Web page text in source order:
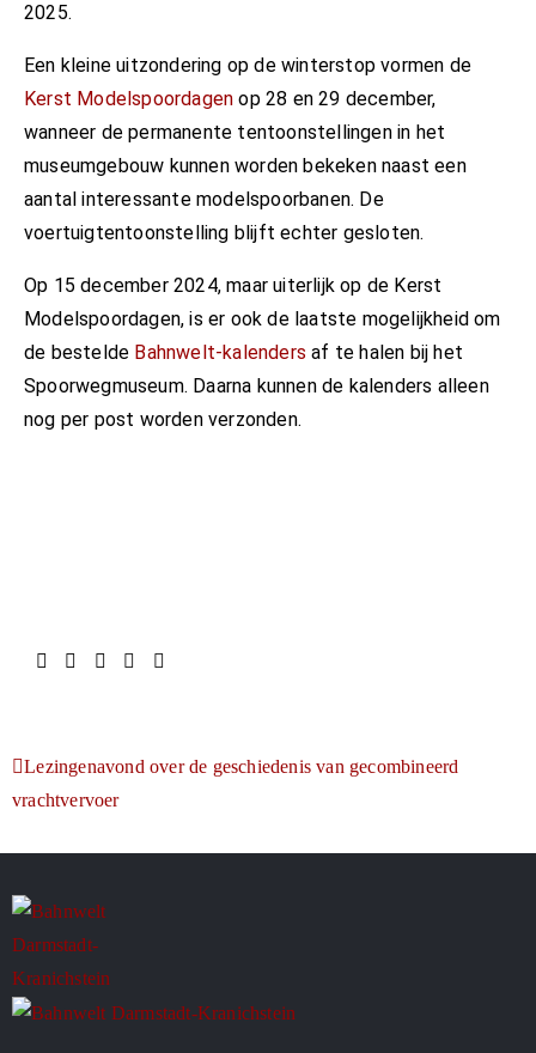
2025.
Een kleine uitzondering op de winterstop vormen de
Kerst Modelspoordagen op 28 en 29 december,
wanneer de permanente tentoonstellingen in het
museumgebouw kunnen worden bekeken naast een
aantal interessante modelspoorbanen. De
voertuigtentoonstelling blijft echter gesloten.
Op 15 december 2024, maar uiterlijk op de Kerst
Modelspoordagen, is er ook de laatste mogelijkheid om
de bestelde Bahnwelt-kalenders af te halen bij het
Spoorwegmuseum. Daarna kunnen de kalenders alleen
nog per post worden verzonden.
Lezingenavond over de geschiedenis van gecombineerd
vrachtvervoer